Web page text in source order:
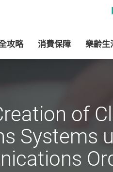
攻略 消費保障 樂齡生
of
Systems